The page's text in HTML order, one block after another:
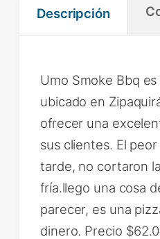
Descripción
Umo Smoke Bbq
ubicado en
ofrecer una
sus clientes. El
tarde, no cortaron
fría.llego una cosa
parecer, es una
dinero. Precio